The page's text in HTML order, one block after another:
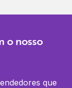
o nosso
que